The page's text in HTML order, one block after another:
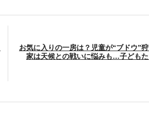
お気に入りの一房は？児童が“ブドウ”
家は天候との戦いに悩みも…子ども